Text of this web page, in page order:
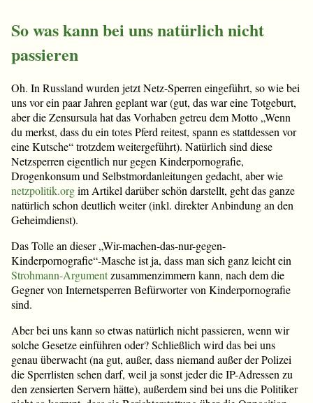
So was kann bei uns natürlich nicht
passieren
Oh. In Russland wurden jetzt Netz-Sperren eingeführt, so wie bei
uns vor ein paar Jahren geplant war (gut, das war eine Totgeburt,
aber die Zensursula hat das Vorhaben getreu dem Motto „Wenn
du merkst, dass du ein totes Pferd reitest, spann es stattdessen vor
eine Kutsche“ trotzdem weitergeführt). Natürlich sind diese
Netzsperren eigentlich nur gegen Kinderpornografie,
Drogenkonsum und Selbstmordanleitungen gedacht, aber wie
netzpolitik.orgim Artikel darüber schön darstellt, geht das ganze
natürlich schon deutlich weiter (inkl. direkter Anbindung an den
Geheimdienst).
Das Tolle an dieser „Wir-machen-das-nur-gegen-
Kinderpornografie“-Masche ist ja, dass man sich ganz leicht ein
Strohmann-Argumentzusammenzimmern kann, nach dem die
Gegner von Internetsperren Befürworter von Kinderpornografie
sind.
Aber bei uns kann so etwas natürlich nicht passieren, wenn wir
solche Gesetze einführen oder? Schließlich wird das bei uns
genau überwacht (na gut, außer, dass niemand außer der Polizei
die Sperrlisten sehen darf, weil ja sonst jeder die IP-Adressen zu
den zensierten Servern hätte), außerdem sind bei uns die Politiker